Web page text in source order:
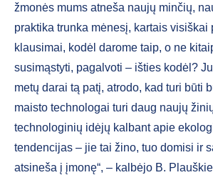
žmonės mums atneša naujų minčių,
praktika trunka mėnesį, kartais visiškai
klausimai, kodėl darome taip, o ne
susimąstyti, pagalvoti – išties kodėl?
metų darai tą patį, atrodo, kad turi būti
maisto technologai turi daug naujų
technologinių idėjų kalbant apie
tendencijas – jie tai žino, tuo domisi ir
atsineša į įmonę“, – kalbėjo B.